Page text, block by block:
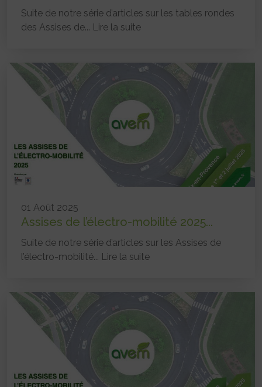
Suite de notre série d’articles sur les tables rondes
des Assises de... Lire la suite
01 Août 2025
Assises de l’électro-mobilité 2025...
Suite de notre série d’articles sur les Assises de
l’électro-mobilité... Lire la suite